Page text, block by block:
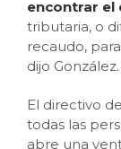
encontrar el
tributaria, o
recaudo,
dijo González.
El directivo
todas las
abre una